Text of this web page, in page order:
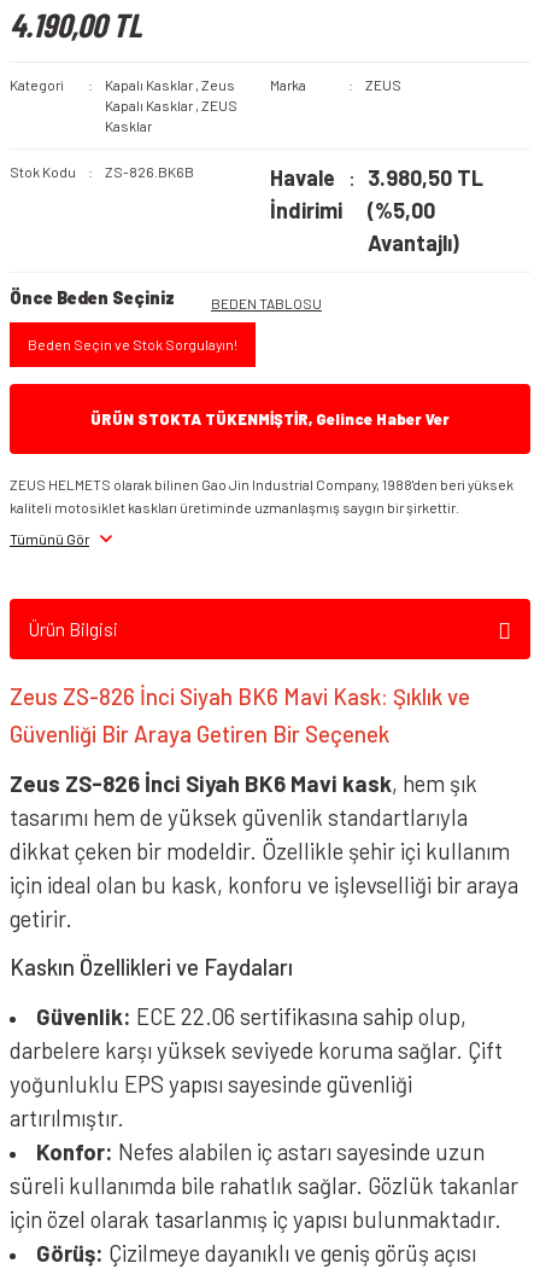
4.190,00 TL
Kategori Kapalı Kasklar , Zeus
Kapalı Kasklar , ZEUS
Kasklar
Marka ZEUS
Stok Kodu ZS-826.BK6B
Havale
İndirimi
3.980,50 TL
(%5,00
Avantajlı)
Önce Beden Seçiniz BEDEN TABLOSU
Beden Seçin ve Stok Sorgulayın!
ÜRÜN STOKTA TÜKENMİŞTİR, Gelince Haber Ver
ZEUS HELMETS olarak bilinen Gao Jin Industrial Company, 1988'den beri yüksek
kaliteli motosiklet kaskları üretiminde uzmanlaşmış saygın bir şirkettir.
Tümünü Gör
Ürün Bilgisi
Zeus ZS-826 İnci Siyah BK6 Mavi Kask: Şıklık ve
Güvenliği Bir Araya Getiren Bir Seçenek
Zeus ZS-826 İnci Siyah BK6 Mavi kask, hem şık
tasarımı hem de yüksek güvenlik standartlarıyla
dikkat çeken bir modeldir. Özellikle şehir içi kullanım
için ideal olan bu kask, konforu ve işlevselliği bir araya
getirir.
Kaskın Özellikleri ve Faydaları
Güvenlik: ECE 22.06 sertifikasına sahip olup,
darbelere karşı yüksek seviyede koruma sağlar. Çift
yoğunluklu EPS yapısı sayesinde güvenliği
artırılmıştır.
Konfor: Nefes alabilen iç astarı sayesinde uzun
süreli kullanımda bile rahatlık sağlar. Gözlük takanlar
için özel olarak tasarlanmış iç yapısı bulunmaktadır.
Görüş: Çizilmeye dayanıklı ve geniş görüş açısı